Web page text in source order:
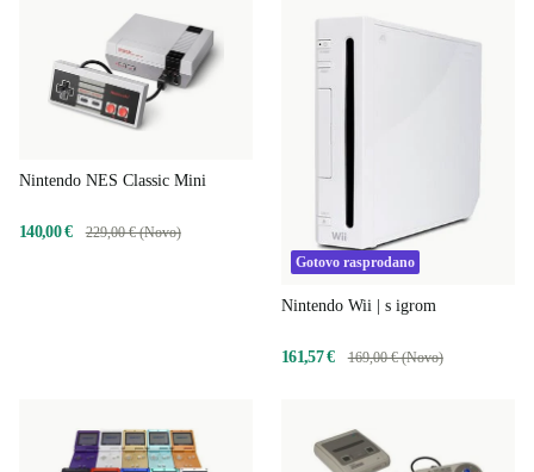
Nintendo NES Classic Mini
140,00 €
229,00 € (Novo)
Gotovo rasprodano
Nintendo Wii | s igrom
161,57 € 169,00 € (Novo)